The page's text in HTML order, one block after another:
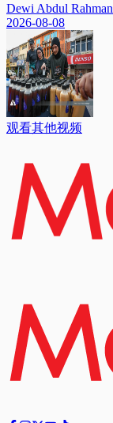
Dewi Abdul Rahman
2026-08-08
观看其他视频